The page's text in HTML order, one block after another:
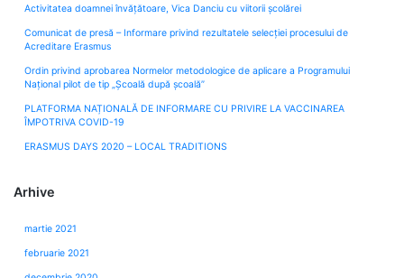
Activitatea doamnei învățătoare, Vica Danciu cu viitorii școlărei
Comunicat de presă – Informare privind rezultatele selecției procesului de
Acreditare Erasmus
Ordin privind aprobarea Normelor metodologice de aplicare a Programului
Naţional pilot de tip „Şcoală după şcoală”
PLATFORMA NAȚIONALĂ DE INFORMARE CU PRIVIRE LA VACCINAREA
ÎMPOTRIVA COVID-19
ERASMUS DAYS 2020 – LOCAL TRADITIONS
Arhive
martie 2021
februarie 2021